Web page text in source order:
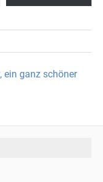
ein ganz schöner